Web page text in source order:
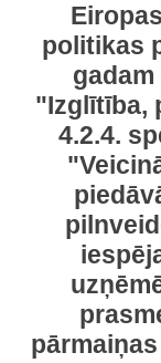
politikas
"Izglītība,
4.2.4.